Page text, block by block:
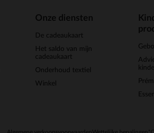
Onze diensten
De cadeaukaart
Het saldo van mijn
cadeaukaart
Onderhoud textiel
Winkel